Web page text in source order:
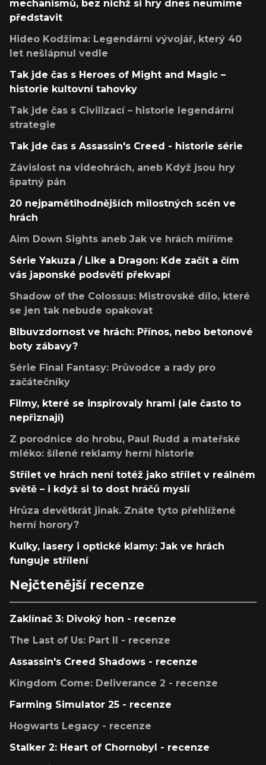
mechanismů, bez nichž si hry dnes neumíme
představit
Hideo Kodžima: Legendární vývojář, který 40
let nešlápnul vedle
Tak jde čas s Heroes of Might and Magic –
historie kultovní tahovky
Tak jde čas s Civilizací – historie legendární
strategie
Tak jde čas s Assassin's Creed - historie série
Závislost na videohrách, aneb Když jsou hry
špatný pán
20 nejpamětihodnějších milostných scén ve
hrách
Aim Down Sights aneb Jak ve hrách míříme
Série Yakuza / Like a Dragon: Kde začít a čím
vás japonské podsvětí překvapí
Shadow of the Colossus: Mistrovské dílo, které
se jen tak nebude opakovat
Blbuvzdornost ve hrách: Přínos, nebo betonové
boty zábavy?
Série Final Fantasy: Průvodce a rady pro
začátečníky
Filmy, které se inspirovaly hrami (ale často to
nepřiznají)
Z porodnice do hrobu, Paul Rudd a mateřské
mléko: šílené reklamy herní historie
Střílet ve hrách není totéž jako střílet v reálném
světě – i když si to dost hráčů myslí
Hrůza devětkrát jinak. Znáte tyto přehlížené
herní horory?
Kulky, lasery i optické klamy: Jak ve hrách
funguje střílení
Nejčtenější recenze
Zaklínač 3: Divoký hon - recenze
The Last of Us: Part II - recenze
Assassin's Creed Shadows - recenze
Kingdom Come: Deliverance 2 - recenze
Farming Simulator 25 - recenze
Hogwarts Legacy - recenze
Stalker 2: Heart of Chornobyl - recenze